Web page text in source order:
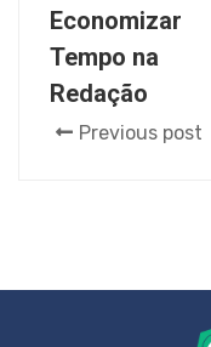
Economizar
Tempo na
Redação
Previous post